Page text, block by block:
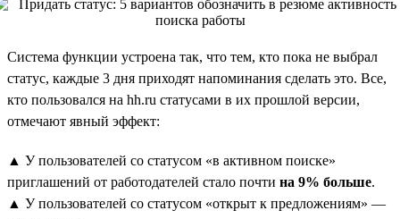
Система функции устроена так, что тем, кто пока не выбрал
статус, каждые 3 дня приходят напоминания сделать это. Все,
кто пользовался на hh.ru статусами в их прошлой версии,
отмечают явный эффект:
▲ У пользователей со статусом «в активном поиске»
приглашений от работодателей стало почти на 9% больше.
▲ У пользователей со статусом «открыт к предложениям» —